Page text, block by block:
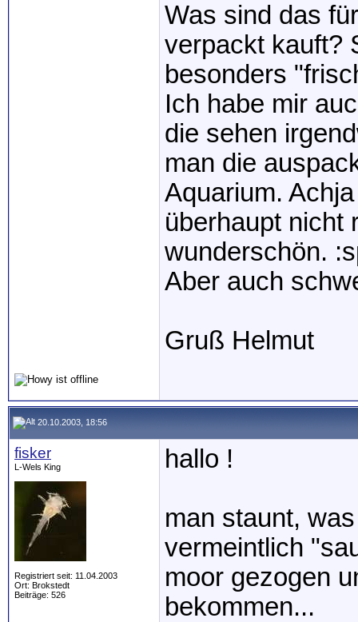
Was sind das
verpackt kauft?
besonders
Ich habe mir
die sehen
man die
Aquarium.
überhaupt nicht
wunderschön.
Aber auch
Gruß Helmut
20.10.2003, 18:56
fisker
L-Wels King
Registriert seit: 11.04.2003
Ort: Brokstedt
Beiträge: 526
hallo !
man staunt,
vermeintlich
moor gezogen
bekommen...